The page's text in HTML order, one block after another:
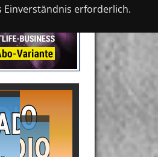
Einverständnis erforderlich.